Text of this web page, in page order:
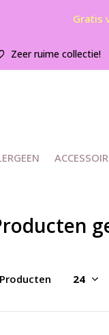
Zeer ruime collectie!
Gratis